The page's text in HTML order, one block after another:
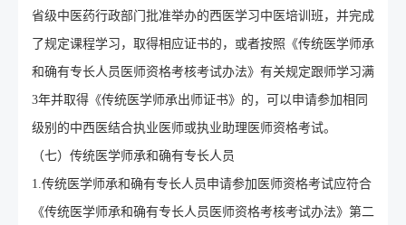
省级中医药行政部门批准举办的西医学习中医培训班，并完成
了规定课程学习，取得相应证书的，或者按照《传统医学师承
和确有专长人员医师资格考核考试办法》有关规定跟师学习满
3年并取得《传统医学师承出师证书》的，可以申请参加相同
级别的中西医结合执业医师或执业助理医师资格考试。
（七）传统医学师承和确有专长人员
1.传统医学师承和确有专长人员申请参加医师资格考试应符合
《传统医学师承和确有专长人员医师资格考核考试办法》第二